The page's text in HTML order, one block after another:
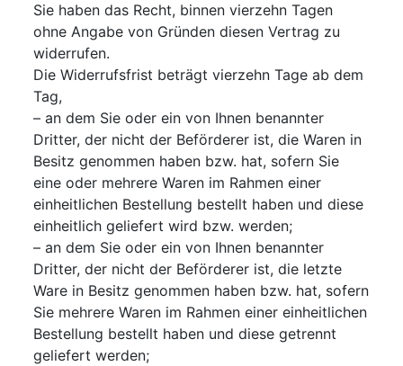
Sie haben das Recht, binnen vierzehn Tagen
ohne Angabe von Gründen diesen Vertrag zu
widerrufen.
Die Widerrufsfrist beträgt vierzehn Tage ab dem
Tag,
– an dem Sie oder ein von Ihnen benannter
Dritter, der nicht der Beförderer ist, die Waren in
Besitz genommen haben bzw. hat, sofern Sie
eine oder mehrere Waren im Rahmen einer
einheitlichen Bestellung bestellt haben und diese
einheitlich geliefert wird bzw. werden;
– an dem Sie oder ein von Ihnen benannter
Dritter, der nicht der Beförderer ist, die letzte
Ware in Besitz genommen haben bzw. hat, sofern
Sie mehrere Waren im Rahmen einer einheitlichen
Bestellung bestellt haben und diese getrennt
geliefert werden;